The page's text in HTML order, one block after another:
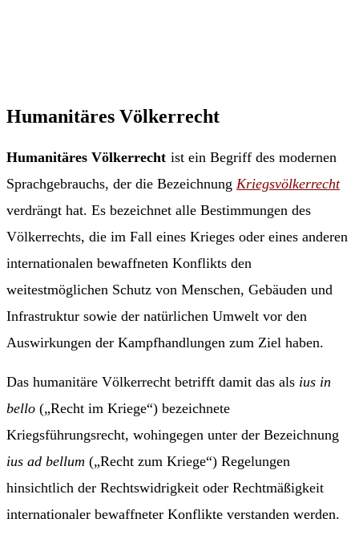
Humanitäres Völkerrecht
Humanitäres Völkerrecht ist ein Begriff des modernen
Sprachgebrauchs, der die Bezeichnung Kriegsvölkerrecht
verdrängt hat. Es bezeichnet alle Bestimmungen des
Völkerrechts, die im Fall eines Krieges oder eines anderen
internationalen bewaffneten Konflikts den
weitestmöglichen Schutz von Menschen, Gebäuden und
Infrastruktur sowie der natürlichen Umwelt vor den
Auswirkungen der Kampfhandlungen zum Ziel haben.
Das humanitäre Völkerrecht betrifft damit das als ius in
bello („Recht im Kriege“) bezeichnete
Kriegsführungsrecht, wohingegen unter der Bezeichnung
ius ad bellum („Recht zum Kriege“) Regelungen
hinsichtlich der Rechtswidrigkeit oder Rechtmäßigkeit
internationaler bewaffneter Konflikte verstanden werden.